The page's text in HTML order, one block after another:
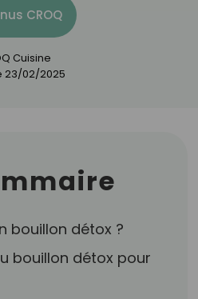
CROQ
Cuisine
23/02/2025
bouillon détox ?
bouillon détox pour